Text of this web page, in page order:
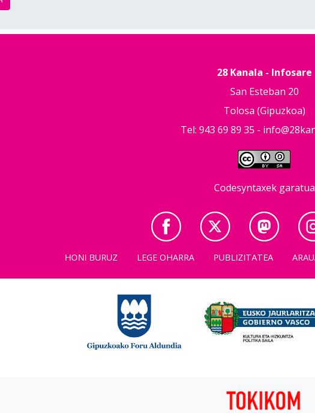
28 Kanala - Infosare
San Esteban 20
Tolosa (Gipuzkoa)
Tel: 943 69 89 35 -
Codesyntaxek garatua
HONI BURUZ LEGE OHARRA PUBLIZITATEA